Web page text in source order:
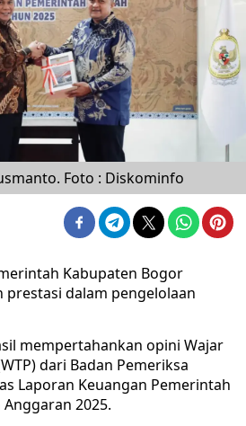
Foto : Diskominfo
Kabupaten Bogor
prestasi dalam pengelolaan
mempertahankan opini Wajar
dari Badan Pemeriksa
Laporan Keuangan Pemerintah
Anggaran 2025.